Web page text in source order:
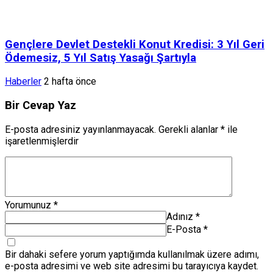
Gençlere Devlet Destekli Konut Kredisi: 3 Yıl Geri
Ödemesiz, 5 Yıl Satış Yasağı Şartıyla
Haberler 2 hafta önce
Bir Cevap Yaz
E-posta adresiniz yayınlanmayacak. Gerekli alanlar * ile
işaretlenmişlerdir
Yorumunuz *
Adınız *
E-Posta *
Bir dahaki sefere yorum yaptığımda kullanılmak üzere adımı,
e-posta adresimi ve web site adresimi bu tarayıcıya kaydet.